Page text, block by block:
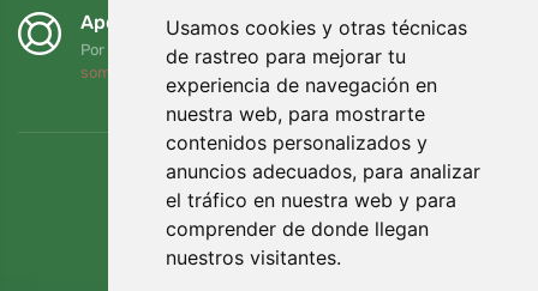
Usamos cookies y otras técnicas
de rastreo para mejorar tu
experiencia de navegación en
nuestra web, para mostrarte
contenidos personalizados y
anuncios adecuados, para analizar
el tráfico en nuestra web y para
comprender de donde llegan
nuestros visitantes.
Apoyamos a Trees.org
Por cada pedido plantamos un árbol. Leer más
somos